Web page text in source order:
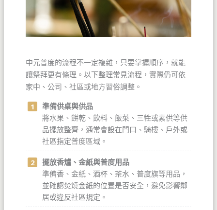
中元普度的流程不一定複雜，只要掌握順序，就能
讓祭拜更有條理。以下整理常見流程，實際仍可依
家中、公司、社區或地方習俗調整。
準備供桌與供品
將水果、餅乾、飲料、飯菜、三牲或素供等供
品擺放整齊，通常會設在門口、騎樓、戶外或
社區指定普度區域。
擺放香爐、金紙與普度用品
準備香、金紙、酒杯、茶水、普度旗等用品，
並確認焚燒金紙的位置是否安全，避免影響鄰
居或違反社區規定。